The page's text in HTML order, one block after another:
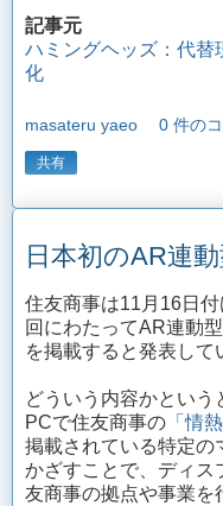
記事元
ハミングヘッズ：代替
化
masateru yaeo 0 件の
共有
日本初のAR連
住友商事は11月16日
回にわたってAR連動
を掲載すると発表して
どういう内容かという
PCで住友商事の 「情
掲載されている特定の
かざすことで、ディス
友商事の拠点や事業を